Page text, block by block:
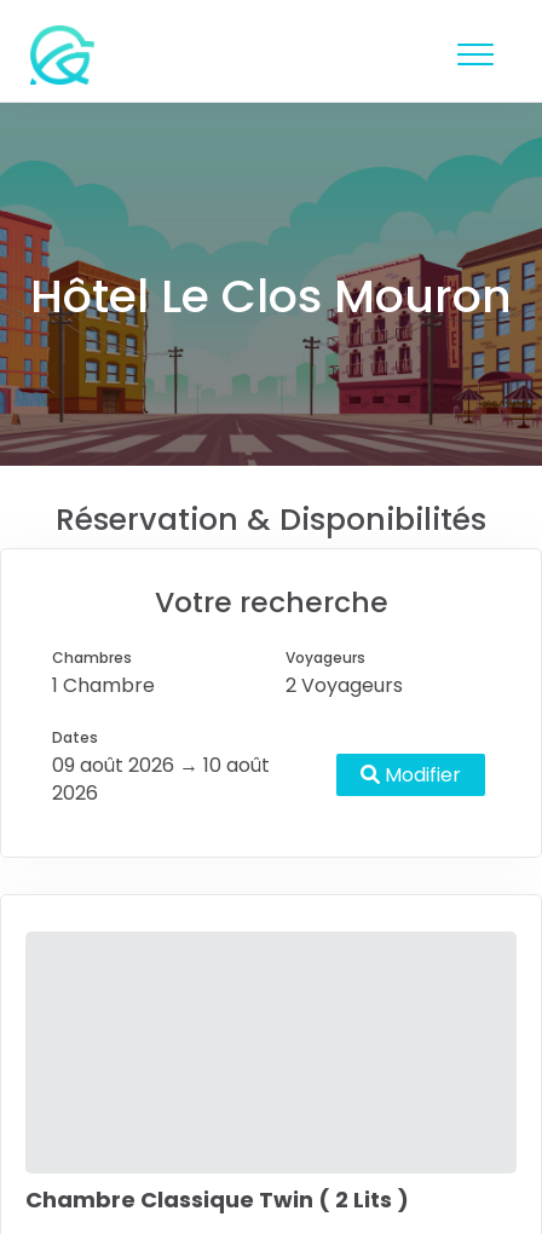
Hôtel Le Clos Mouron
Réservation & Disponibilités
Votre recherche
Chambres
1 Chambre
Voyageurs
2 Voyageurs
Dates
09 août 2026 → 10 août
2026
Modifier
Chambre Classique Twin ( 2 Lits )